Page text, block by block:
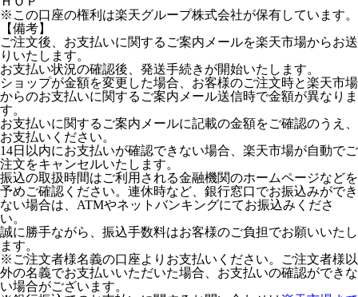
※この口座の権利は楽天グループ株式会社が保有しています。
【備考】
ご注文後、お支払いに関するご案内メールを楽天市場からお送
りいたします。
お支払い状況の確認後、発送手続きが開始いたします。
ショップが金額を変更した場合、お客様のご注文時と楽天市場
からのお支払いに関するご案内メール送信時で金額が異なりま
す。
お支払いに関するご案内メールに記載の金額をご確認のうえ、
お支払いください。
14日以内にお支払いが確認できない場合、楽天市場が自動でご
注文をキャンセルいたします。
振込の取扱時間はご利用される金融機関のホームページなどを
予めご確認ください。連休時など、銀行窓口でお振込みができ
ない場合は、ATMやネットバンキングにてお振込みくださ
い。
誠に勝手ながら、振込手数料はお客様のご負担でお願いいたし
ます。
※ご注文者様名義の口座よりお支払いください。ご注文者様以
外の名義でお支払いいただいた場合、お支払いの確認ができな
い場合がございます。